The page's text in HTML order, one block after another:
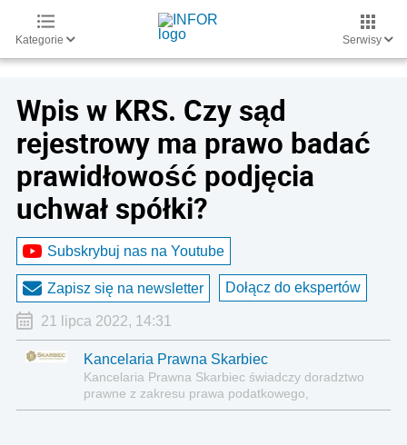
Kategorie Serwisy
Wpis w KRS. Czy sąd
rejestrowy ma prawo badać
prawidłowość podjęcia
uchwał spółki?
Subskrybuj nas na Youtube
Zapisz się na newsletter Dołącz do ekspertów
21 lipca 2022, 14:31
Kancelaria Prawna Skarbiec
Kancelaria Prawna Skarbiec świadczy doradztwo
prawne z zakresu prawa podatkowego,
gospodarczego, cywilnego i karnego.